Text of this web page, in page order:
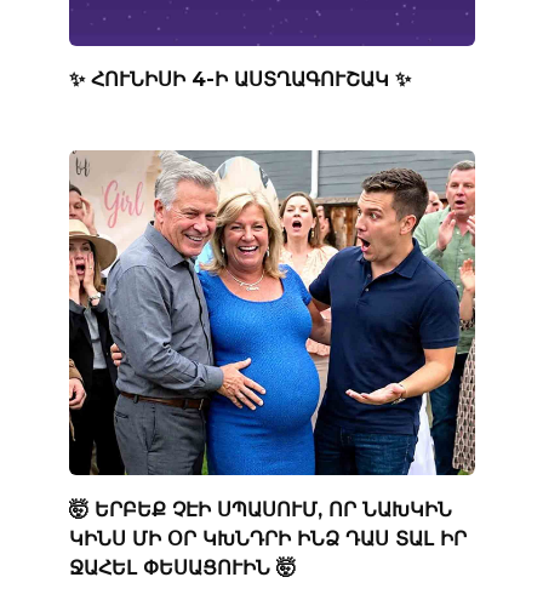
✨ ՀՈՒՆԻՍԻ 4-Ի ԱՍՏՂԱԳՈՒՇԱԿ ✨
🤯 ԵՐԲԵՔ ՉԷԻ ՍՊԱՍՈՒՄ, ՈՐ ՆԱԽԿԻՆ
ԿԻՆՍ ՄԻ ՕՐ ԿԽՆԴՐԻ ԻՆՁ ԴԱՍ ՏԱԼ ԻՐ
ՋԱՀԵԼ ՓԵՍԱՑՈՒԻՆ 🤯